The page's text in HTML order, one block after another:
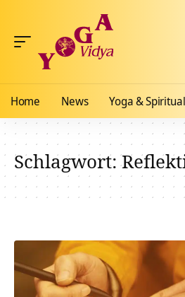
Home News Yoga &
Schlagwort: